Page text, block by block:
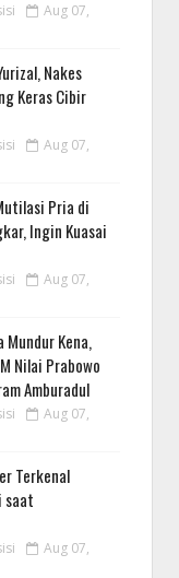
Aug 07,
Nakes
Keras Cibir
Aug 07,
Pria di
Ingin Kuasai
Aug 07,
Mundur Kena,
Nilai Prabowo
Amburadul
Aug 07,
Terkenal
saat
Aug 07,